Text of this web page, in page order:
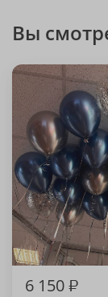
Вы
6 150₽